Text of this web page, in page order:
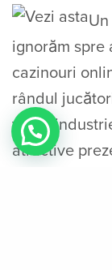
ignorăm spre
cazinouri
rândul
vitală
atractive